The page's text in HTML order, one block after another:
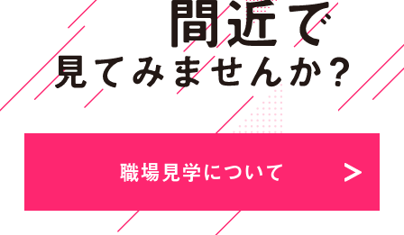
職場見学について